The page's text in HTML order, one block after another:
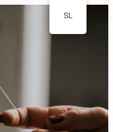
SL